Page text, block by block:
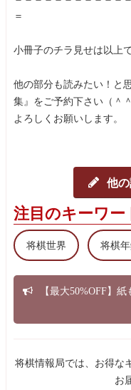
＝
小冊子のチラ見せは以上で
他の部分も読みたい！と
集』をご予約下さい（＾＾
よろしくお願いします。
他
注目のキーワー
将棋世界 将棋
【最大50%OFF】
将棋情報局では、お得な
お